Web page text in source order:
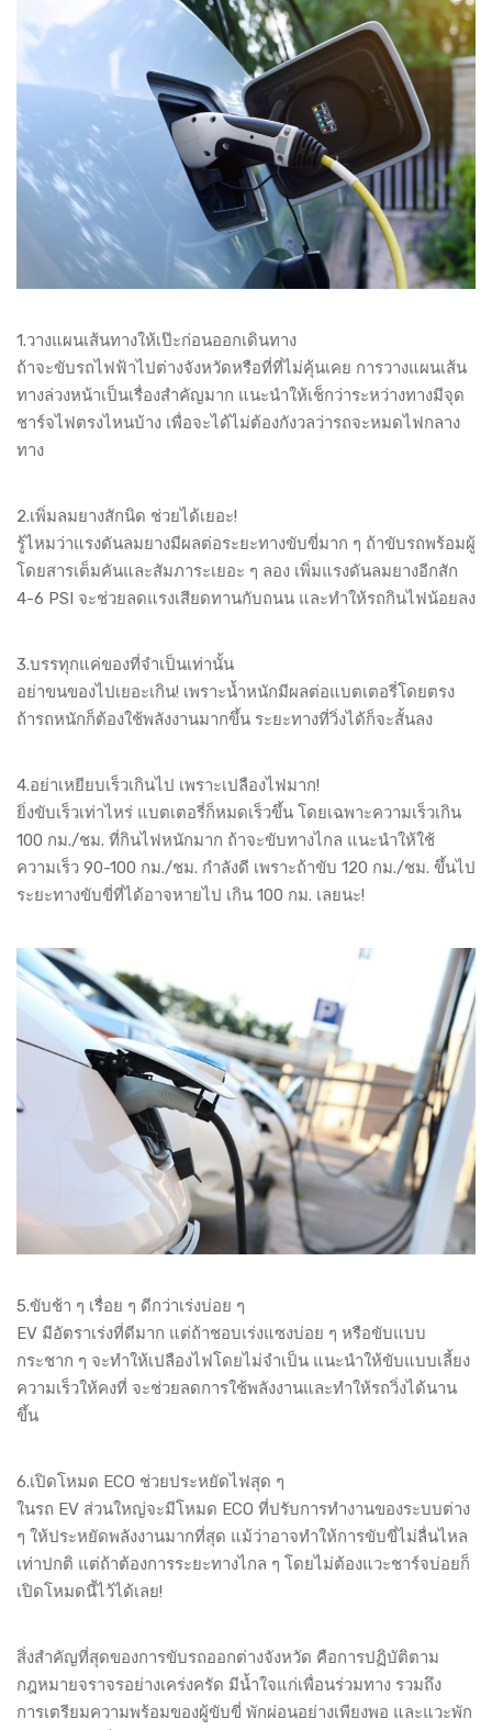
1.วางแผนเส้นทางให้เป๊ะก่อนออกเดินทาง
ถ้าจะขับรถไฟฟ้าไปต่างจังหวัดหรือที่ที่ไม่คุ้นเคย การวางแผนเส้น
ทางล่วงหน้าเป็นเรื่องสำคัญมาก แนะนำให้เช็กว่าระหว่างทางมีจุด
ชาร์จไฟตรงไหนบ้าง เพื่อจะได้ไม่ต้องกังวลว่ารถจะหมดไฟกลาง
ทาง
2.เพิ่มลมยางสักนิด ช่วยได้เยอะ!
รู้ไหมว่าแรงดันลมยางมีผลต่อระยะทางขับขี่มาก ๆ ถ้าขับรถพร้อมผู้
โดยสารเต็มคันและสัมภาระเยอะ ๆ ลอง เพิ่มแรงดันลมยางอีกสัก
4-6 PSI จะช่วยลดแรงเสียดทานกับถนน และทำให้รถกินไฟน้อยลง
3.บรรทุกแค่ของที่จำเป็นเท่านั้น
อย่าขนของไปเยอะเกิน! เพราะน้ำหนักมีผลต่อแบตเตอรี่โดยตรง
ถ้ารถหนักก็ต้องใช้พลังงานมากขึ้น ระยะทางที่วิ่งได้ก็จะสั้นลง
4.อย่าเหยียบเร็วเกินไป เพราะเปลืองไฟมาก!
ยิ่งขับเร็วเท่าไหร่ แบตเตอรี่ก็หมดเร็วขึ้น โดยเฉพาะความเร็วเกิน
100 กม./ชม. ที่กินไฟหนักมาก ถ้าจะขับทางไกล แนะนำให้ใช้
ความเร็ว 90-100 กม./ชม. กำลังดี เพราะถ้าขับ 120 กม./ชม. ขึ้นไป
ระยะทางขับขี่ที่ได้อาจหายไป เกิน 100 กม. เลยนะ!
5.ขับช้า ๆ เรื่อย ๆ ดีกว่าเร่งบ่อย ๆ
EV มีอัตราเร่งที่ดีมาก แต่ถ้าชอบเร่งแซงบ่อย ๆ หรือขับแบบ
กระชาก ๆ จะทำให้เปลืองไฟโดยไม่จำเป็น แนะนำให้ขับแบบเลี้ยง
ความเร็วให้คงที่ จะช่วยลดการใช้พลังงานและทำให้รถวิ่งได้นาน
ขึ้น
6.เปิดโหมด ECO ช่วยประหยัดไฟสุด ๆ
ในรถ EV ส่วนใหญ่จะมีโหมด ECO ที่ปรับการทำงานของระบบต่าง
ๆ ให้ประหยัดพลังงานมากที่สุด แม้ว่าอาจทำให้การขับขี่ไม่ลื่นไหล
เท่าปกติ แต่ถ้าต้องการระยะทางไกล ๆ โดยไม่ต้องแวะชาร์จบ่อยก็
เปิดโหมดนี้ไว้ได้เลย!
สิ่งสำคัญที่สุดของการขับรถออกต่างจังหวัด คือการปฏิบัติตาม
กฎหมายจราจรอย่างเคร่งครัด มีน้ำใจแก่เพื่อนร่วมทาง รวมถึง
การเตรียมความพร้อมของผู้ขับขี่ พักผ่อนอย่างเพียงพอ และแวะพัก